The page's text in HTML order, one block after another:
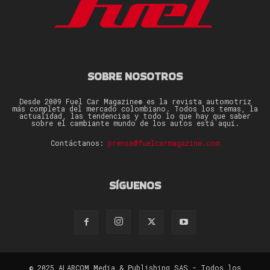
SOBRE NOSOTROS
Desde 2009 Fuel Car Magazine® es la revista automotriz
más completa del mercado colombiano. Todos los temas, la
actualidad, las tendencias y todo lo que hay que saber
sobre el cambiante mundo de los autos está aquí.
Contáctanos: prensa@fuelcarmagazine.com
SÍGUENOS
© 2025 ALARCOM Media & Publishing SAS - Todos los